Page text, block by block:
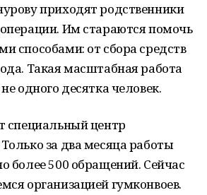
приходят родственники
Им стараются помочь
способами: от сбора средств
Такая масштабная работа
одного десятка человек.
специальный центр
за два месяца работы
более 500 обращений. Сейчас
организацией гумконвоев.